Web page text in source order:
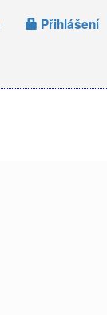
Přihlášení